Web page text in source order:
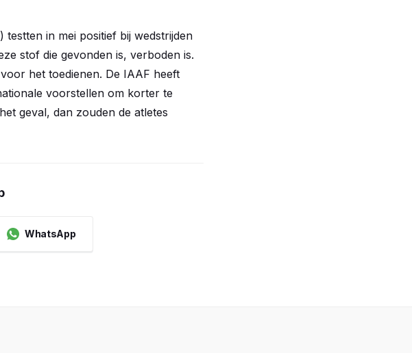
in mei positief bij wedstrijden
stof die gevonden is, verboden is.
het toedienen. De IAAF heeft
voorstellen om korter te
geval, dan zouden de atletes
WhatsApp